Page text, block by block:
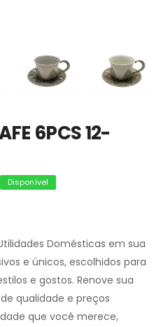
6PCS 12-
Disponível
Domésticas em sua
e únicos, escolhidos para
e gostos. Renove sua
qualidade e preços
que você merece,